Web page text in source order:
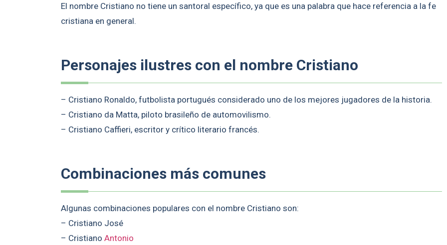
El nombre Cristiano no tiene un santoral específico, ya que es una palabra que hace referencia a la fe
cristiana en general.
Personajes ilustres con el nombre Cristiano
– Cristiano Ronaldo, futbolista portugués considerado uno de los mejores jugadores de la historia.
– Cristiano da Matta, piloto brasileño de automovilismo.
– Cristiano Caffieri, escritor y crítico literario francés.
Combinaciones más comunes
Algunas combinaciones populares con el nombre Cristiano son:
– Cristiano José
– Cristiano Antonio